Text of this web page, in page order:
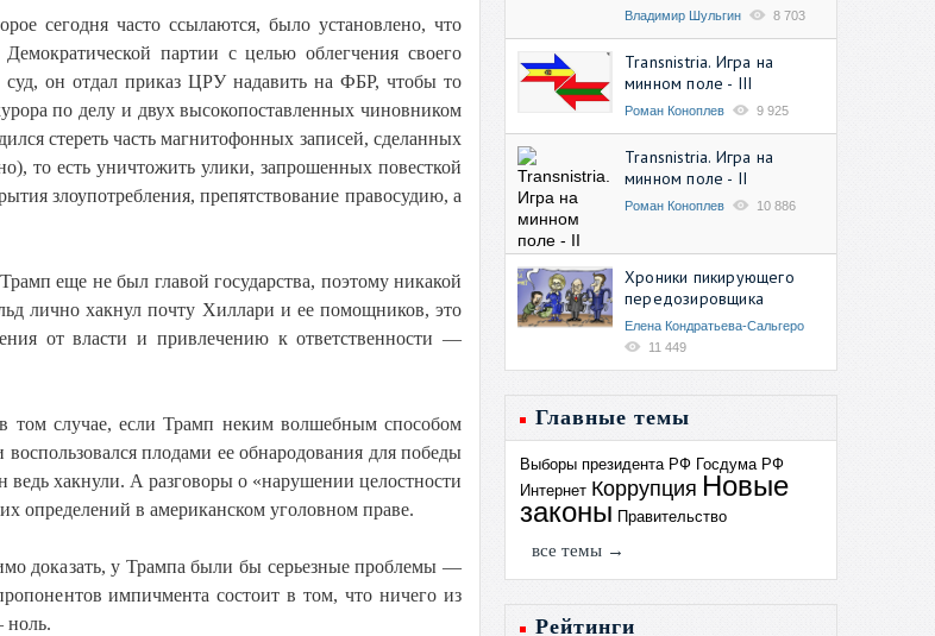
сегодня часто ссылаются, было установлено, что
партии с целью облегчения своего
суд, он отдал приказ ЦРУ надавить на ФБР, чтобы то
по делу и двух высокопоставленных чиновником
стереть часть магнитофонных записей, сделанных
то есть уничтожить улики, запрошенных повесткой
злоупотребления, препятствование правосудию, а
еще не был главой государства, поэтому никакой
лично хакнул почту Хиллари и ее помощников, это
от власти и привлечению к ответственности —
случае, если Трамп неким волшебным способом
плодами ее обнародования для победы
хакнули. А разговоры о «нарушении целостности
определений в американском уголовном праве.
доказать, у Трампа были бы серьезные проблемы —
импичмента состоит в том, что ничего из
ноль.
Владимир Шульгин 8 703
Transnistria. Игра на
минном поле - III
Роман Коноплев 9 925
Transnistria. Игра на
минном поле - II
Роман Коноплев 10 886
Хроники пикирующего
передозировщика
Елена Кондратьева-Сальгеро
11 449
Главные темы
Выборы президента РФ Госдума РФ
Интернет Коррупция Новые
законы Правительство
все темы →
Рейтинги